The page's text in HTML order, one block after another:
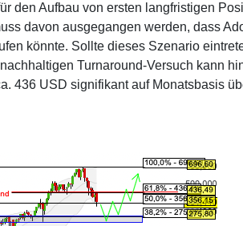
den Aufbau von ersten langfristigen
davon ausgegangen werden, dass
könnte. Sollte dieses Szenario
Turnaround-Versuch kann
436 USD signifikant auf Monatsbasis